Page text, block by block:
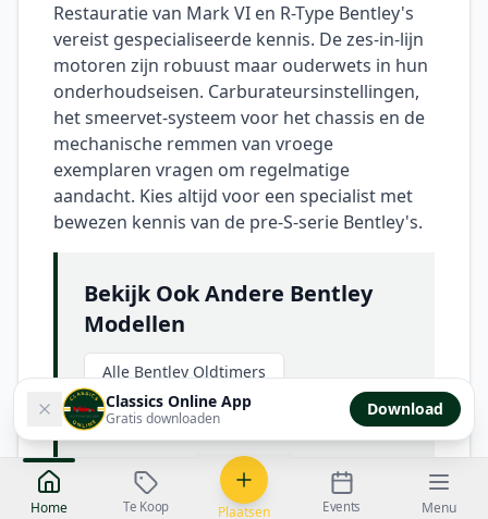
Classics Online App
Gratis downloaden Download
Restauratie van Mark VI en R-Type Bentley's
vereist gespecialiseerde kennis. De zes-in-lijn
motoren zijn robuust maar ouderwets in hun
onderhoudseisen. Carburateursinstellingen,
het smeervet-systeem voor het chassis en de
mechanische remmen van vroege
exemplaren vragen om regelmatige
aandacht. Kies altijd voor een specialist met
bewezen kennis van de pre-S-serie Bentley's.
Bekijk Ook Andere Bentley
Modellen
Alle Bentley Oldtimers
Bentley S-Serie
Rolls-Royce
Home Te Koop Plaatsen Events Menu